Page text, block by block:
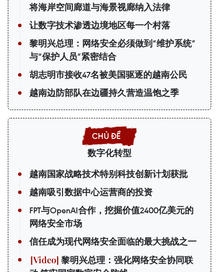
将海岸空间廊道与海景视廊纳入法律
让数字技术渗透边境地区每一个村落
黎明兴总理：网络安全必须做到“维护系统”
与“保护人员”紧密结合
胡志明市接收47名被美国驱逐的越南公民
越南边防部队在边疆持久营造温饱之季
数字化转型
越南国家战略技术特别科技创新计划获批
越南吸引数据中心运营商的投资
FPT与OpenAI合作，挖掘价值2400亿美元的
网络安全市场
信任成为现代网络安全面临的最大挑战之一
黎明兴总理：强化网络安全协同联